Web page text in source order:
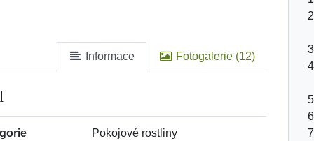
Informace Fotogalerie (12)
Pokojové rostliny